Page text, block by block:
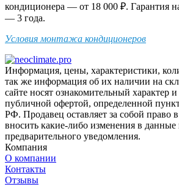
кондиционера — от 18 000 ₽. Гарантия
— 3 года.
Условия монтажа кондиционеров
Информация, цены, характеристики,
так же информация об их наличии на
сайте носят ознакомительный характер и
публичной офертой, определенной
РФ. Продавец оставляет за собой право
вносить какие-либо изменения в данные
предварительного уведомления.
Компания
О компании
Контакты
Отзывы